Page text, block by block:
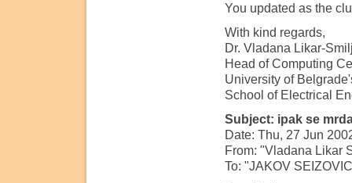
You updated as the
With kind regards,
Dr. Vladana Likar-
Head of Computing
University of
School of Electrical
Subject: ipak se
Date: Thu, 27 Jun
From: "Vladana Likar
To: "JAKOV